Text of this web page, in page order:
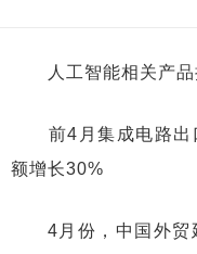
人工智能相关产品
前4月集成电路出
额增长30%
4月份，中国外贸